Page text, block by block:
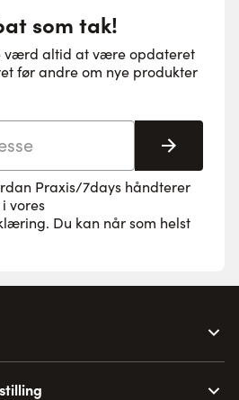
som tak!
værd altid at være opdateret
før andre om nye produkter
Tilmeld
Praxis/7days håndterer
vores
. Du kan når som helst